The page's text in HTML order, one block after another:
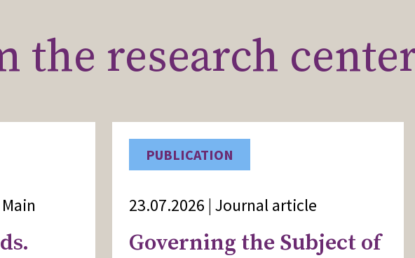
the research
PUBLICATION
23.07.2026 | Journal article
Governing the Subject of